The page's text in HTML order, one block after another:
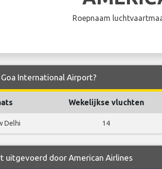
Roepnaam
International Airport?
Wekelijkse vluchten
Delhi 14
uitgevoerd door American Airlines